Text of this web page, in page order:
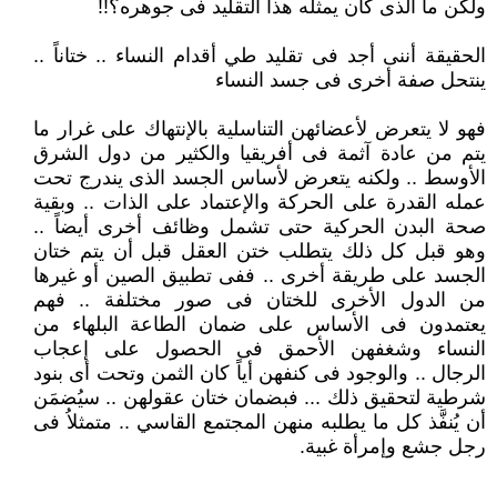
ولكن ما الذى كان يمثله هذا التقليد فى جوهره؟!!
الحقيقة أننى أجد فى تقليد طي أقدام النساء .. ختاناً ..
ينتحل صفة أخرى فى جسد النساء
فهو لا يتعرض لأعضائهن التناسلية بالإنتهاك على غرار ما
يتم من عادة آثمة فى أفريقيا والكثير من دول الشرق
الأوسط .. ولكنه يتعرض لأساس الجسد الذى يندرج تحت
عمله القدرة على الحركة والإعتماد على الذات .. وبقية
صحة البدن الحركية حتى تشمل وظائف أخرى أيضاً ..
وهو قبل كل ذلك يتطلب ختن العقل قبل أن يتم ختان
الجسد على طريقة أخرى .. ففى تطبيق الصين أو غيرها
من الدول الأخرى للختان فى صور مختلفة .. فهم
يعتمدون فى الأساس على ضمان الطاعة البلهاء من
النساء وشغفهن الأحمق فى الحصول على إعجاب
الرجال .. والوجود فى كنفهن أياً كان الثمن وتحت أى بنود
شرطية لتحقيق ذلك ... فبضمان ختان عقولهن .. سيُضمَن
أن يُنفَّذ كل ما يطلبه منهن المجتمع القاسي .. متمثلاُ فى
رجل جشع وإمرأة غبية.